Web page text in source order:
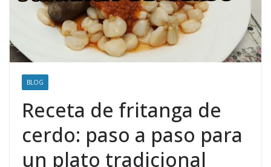
BLOG
Receta de fritanga de
cerdo: paso a paso para
un plato tradicional